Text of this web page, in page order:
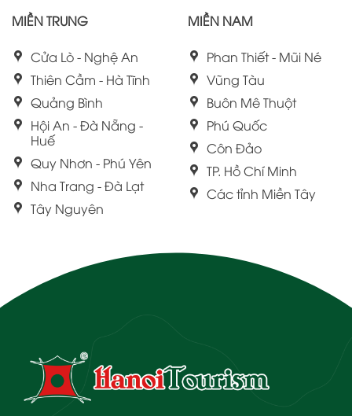
MIỀN TRUNG
Cửa Lò - Nghệ An
Thiên Cầm - Hà Tĩnh
Quảng Bình
Hội An - Đà Nẵng -
Huế
Quy Nhơn - Phú Yên
Nha Trang - Đà Lạt
Tây Nguyên
MIỀN NAM
Phan Thiết - Mũi Né
Vũng Tàu
Buôn Mê Thuột
Phú Quốc
Côn Đảo
TP. Hồ Chí Minh
Các tỉnh Miền Tây